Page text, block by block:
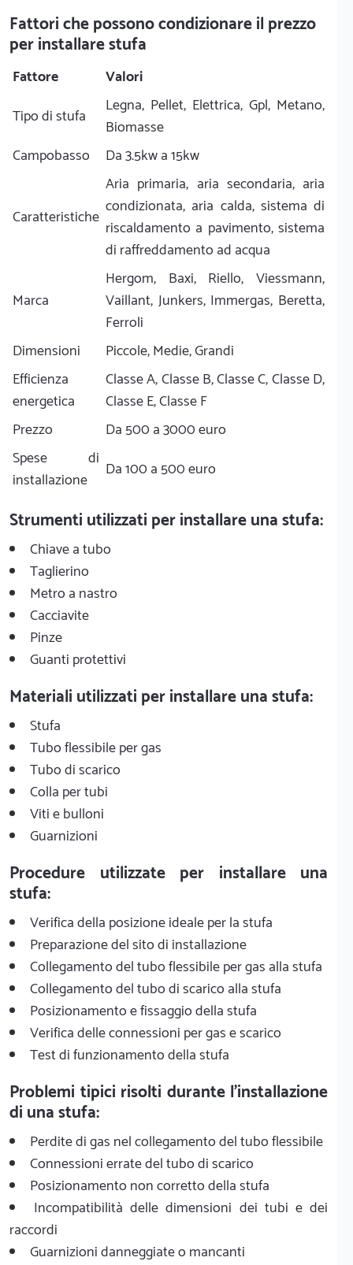
Fattori che possono condizionare il prezzo
per installare stufa
Fattore
Valori
Tipo di stufa
Legna, Pellet, Elettrica, Gpl, Metano,
Biomasse
Campobasso
Da 3.5kw a 15kw
Caratteristiche
Aria primaria, aria secondaria, aria
condizionata, aria calda, sistema di
riscaldamento a pavimento, sistema
di raffreddamento ad acqua
Marca
Hergom, Baxi, Riello, Viessmann,
Vaillant, Junkers, Immergas, Beretta,
Ferroli
Dimensioni
Piccole, Medie, Grandi
Efficienza
energetica
Classe A, Classe B, Classe C, Classe D,
Classe E, Classe F
Prezzo
Da 500 a 3000 euro
Spese di
installazione
Da 100 a 500 euro
Strumenti utilizzati per installare una stufa:
Chiave a tubo
Taglierino
Metro a nastro
Cacciavite
Pinze
Guanti protettivi
Materiali utilizzati per installare una stufa:
Stufa
Tubo flessibile per gas
Tubo di scarico
Colla per tubi
Viti e bulloni
Guarnizioni
Procedure utilizzate per installare una
stufa:
Verifica della posizione ideale per la stufa
Preparazione del sito di installazione
Collegamento del tubo flessibile per gas alla stufa
Collegamento del tubo di scarico alla stufa
Posizionamento e fissaggio della stufa
Verifica delle connessioni per gas e scarico
Test di funzionamento della stufa
Problemi tipici risolti durante l'installazione
di una stufa:
Perdite di gas nel collegamento del tubo flessibile
Connessioni errate del tubo di scarico
Posizionamento non corretto della stufa
Incompatibilità delle dimensioni dei tubi e dei
raccordi
Guarnizioni danneggiate o mancanti